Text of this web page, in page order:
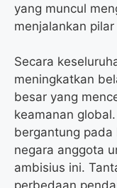
yang muncul
menjalankan
Secara
meningkatkan
besar yang
keamanan
bergantung pada
negara anggota
ambisius ini.
perbedaan